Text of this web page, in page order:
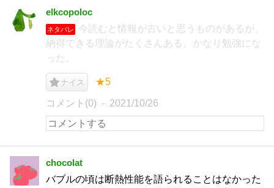
elkcopoloc
ネタバレ
今読むと情報が古いと思うものがあるが、
納得できる理論がたくさんある。かなり勉強にな
った。
ナイス ★5
コメント(0) 2021/10/26
chocolat
バブルの頃は断熱性能を語られることはなかった